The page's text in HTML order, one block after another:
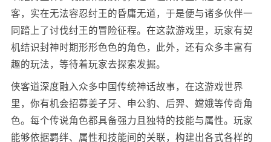
客，实在无法容忍纣王的昏庸无道，于是便与诸多伙伴一
同踏上了讨伐纣王的冒险征程。在这款游戏里，玩家有契
机结识封神时期形形色色的角色，此外，还有众多丰富有
趣的玩法，等待着玩家去探索发掘。